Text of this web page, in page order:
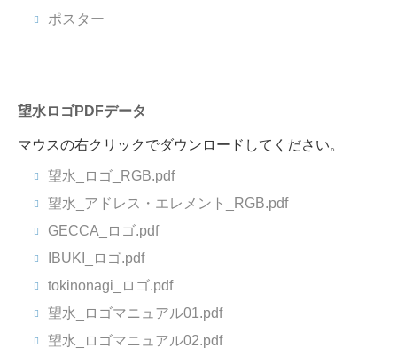
ポスター
望水ロゴPDFデータ
マウスの右クリックでダウンロードしてください。
望水_ロゴ_RGB.pdf
望水_アドレス・エレメント_RGB.pdf
GECCA_ロゴ.pdf
IBUKI_ロゴ.pdf
tokinonagi_ロゴ.pdf
望水_ロゴマニュアル01.pdf
望水_ロゴマニュアル02.pdf